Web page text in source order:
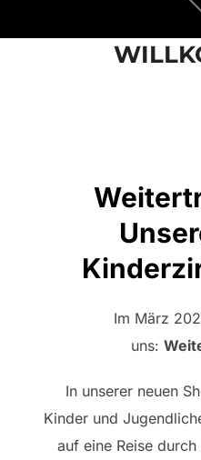
Im März
uns:
In unserer neuen
Kinder und
auf eine Reise